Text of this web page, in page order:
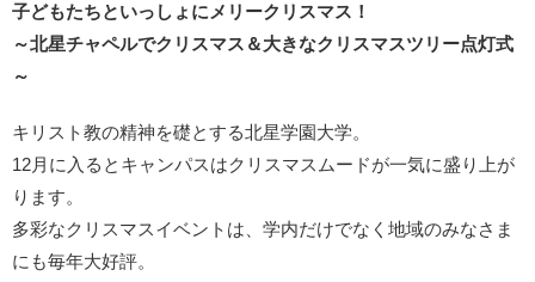
子どもたちといっしょにメリークリスマス！
～北星チャペルでクリスマス＆大きなクリスマスツリー点灯式
～
キリスト教の精神を礎とする北星学園大学。
12月に入るとキャンパスはクリスマスムードが一気に盛り上が
ります。
多彩なクリスマスイベントは、学内だけでなく地域のみなさま
にも毎年大好評。